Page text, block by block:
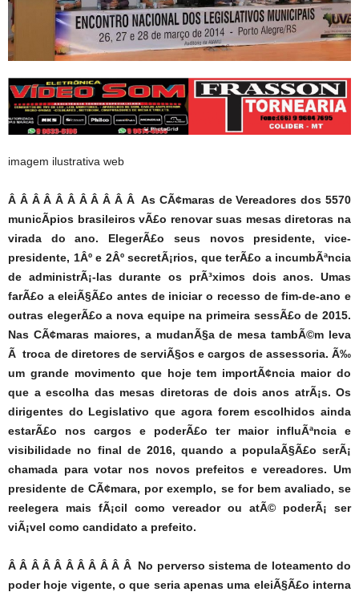
imagem ilustrativa web
Â Â Â Â Â Â Â Â Â Â Â As CÃ¢maras de Vereadores dos 5570
municÃ­pios brasileiros vÃ£o renovar suas mesas diretoras na
virada do ano. ElegerÃ£o seus novos presidente, vice-
presidente, 1Âº e 2Âº secretÃ¡rios, que terÃ£o a incumbÃªncia
de administrÃ¡-las durante os prÃ³ximos dois anos. Umas
farÃ£o a eleiÃ§Ã£o antes de iniciar o recesso de fim-de-ano e
outras elegerÃ£o a nova equipe na primeira sessÃ£o de 2015.
Nas CÃ¢maras maiores, a mudanÃ§a de mesa tambÃ©m leva
Ã troca de diretores de serviÃ§os e cargos de assessoria. Ã‰
um grande movimento que hoje tem importÃ¢ncia maior do
que a escolha das mesas diretoras de dois anos atrÃ¡s. Os
dirigentes do Legislativo que agora forem escolhidos ainda
estarÃ£o nos cargos e poderÃ£o ter maior influÃªncia e
visibilidade no final de 2016, quando a populaÃ§Ã£o serÃ¡
chamada para votar nos novos prefeitos e vereadores. Um
presidente de CÃ¢mara, por exemplo, se for bem avaliado, se
reelegera mais fÃ¡cil como vereador ou atÃ© poderÃ¡ ser
viÃ¡vel como candidato a prefeito.
Â Â Â Â Â Â Â Â Â Â Â No perverso sistema de loteamento do
poder hoje vigente, o que seria apenas uma eleiÃ§Ã£o interna